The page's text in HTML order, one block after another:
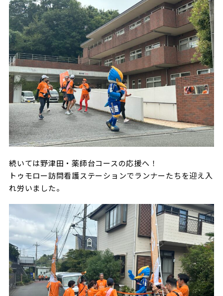
続いては野津田・薬師台コースの応援へ！
トゥモロー訪問看護ステーションでランナーたちを迎え入
れ労いました。